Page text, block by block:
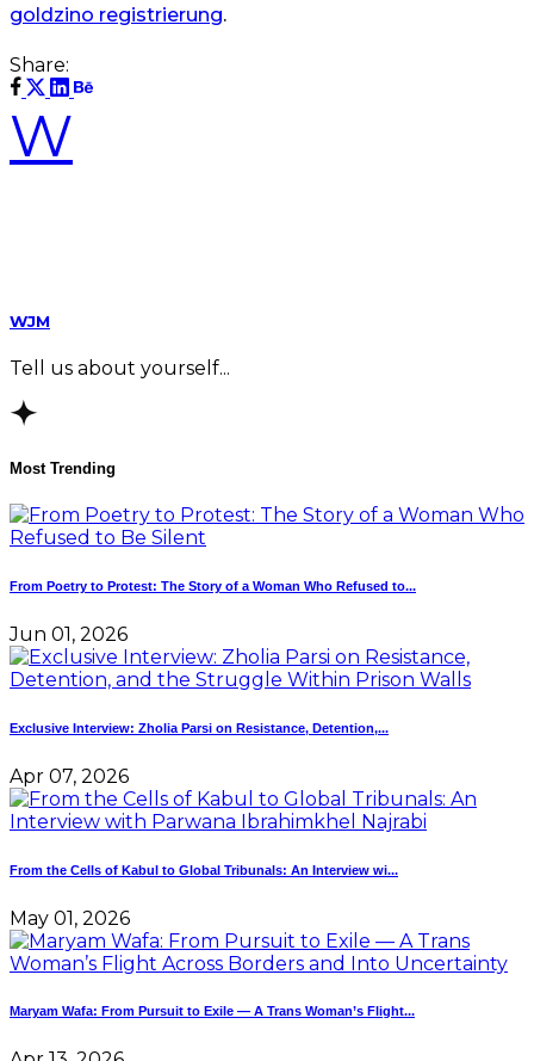
goldzino registrierung.
Share:
W
WJM
Tell us about yourself...
Most Trending
From Poetry to Protest: The Story of a Woman Who Refused to...
Jun 01, 2026
Exclusive Interview: Zholia Parsi on Resistance, Detention,...
Apr 07, 2026
From the Cells of Kabul to Global Tribunals: An Interview wi...
May 01, 2026
Maryam Wafa: From Pursuit to Exile — A Trans Woman’s Flight...